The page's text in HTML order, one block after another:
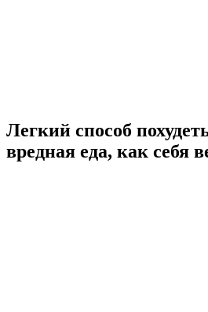
Легкий способ
вредная еда, как себя